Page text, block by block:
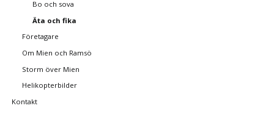
Bo och sova
Äta och fika
Företagare
Om Mien och Ramsö
Storm över Mien
Helikopterbilder
Kontakt